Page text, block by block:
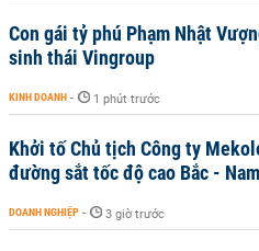
Con gái tỷ phú Phạm Nhật
sinh thái Vingroup
KINH DOANH - 1 phút trước
Khởi tố Chủ tịch Công ty
đường sắt tốc độ cao Bắc -
DOANH NGHIỆP - 3 giờ trước